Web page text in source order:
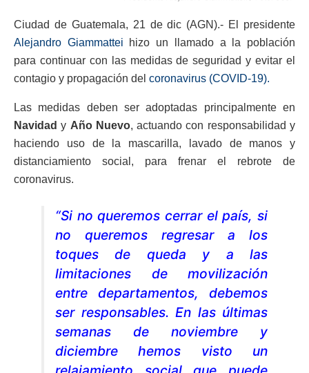
Ciudad de Guatemala, 21 de dic (AGN).- El presidente
Alejandro Giammattei hizo un llamado a la población
para continuar con las medidas de seguridad y evitar el
contagio y propagación del coronavirus (COVID-19).
Las medidas deben ser adoptadas principalmente en
Navidad y Año Nuevo, actuando con responsabilidad y
haciendo uso de la mascarilla, lavado de manos y
distanciamiento social, para frenar el rebrote de
coronavirus.
“Si no queremos cerrar el país, si
no queremos regresar a los
toques de queda y a las
limitaciones de movilización
entre departamentos, debemos
ser responsables. En las últimas
semanas de noviembre y
diciembre hemos visto un